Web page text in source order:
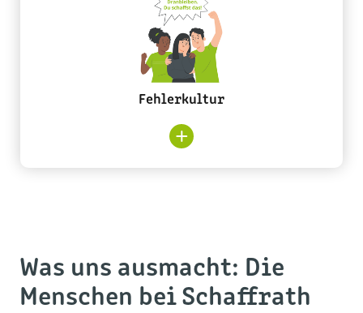
Zum Beispiel bei unseren Barcamps oder YETI-
Tagen, wo neue Impulse entstehen,
ausprobiert und weiterentwickelt werden
können. In neue Themen investieren wir
frühzeitig – und setzen uns aktiv mit ihren
Möglichkeiten auseinander. Innovation
beginnt für uns mit Neugier, Offenheit – und
dem Mut, einfach mal anzufangen.
Fehlerkultur
wir Neues ausprobieren oder mit
unbekannten Technologien arbeiten,
Was uns ausmacht: Die
Menschen bei Schaffrath